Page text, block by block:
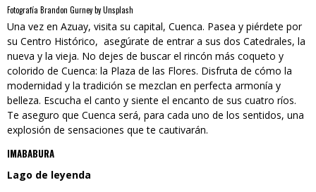
Fotografía Brandon Gurney by Unsplash
Una vez en Azuay, visita su capital, Cuenca. Pasea y piérdete por
su Centro Histórico, asegúrate de entrar a sus dos Catedrales, la
nueva y la vieja. No dejes de buscar el rincón más coqueto y
colorido de Cuenca: la Plaza de las Flores. Disfruta de cómo la
modernidad y la tradición se mezclan en perfecta armonía y
belleza. Escucha el canto y siente el encanto de sus cuatro ríos.
Te aseguro que Cuenca será, para cada uno de los sentidos, una
explosión de sensaciones que te cautivarán.
IMABABURA
Lago de leyenda